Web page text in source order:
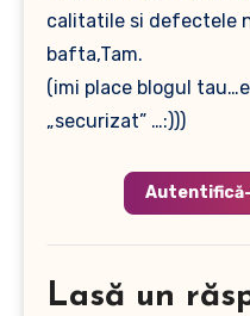
calitatile si defectele
bafta,Tam.
(imi place blogul
„securizat” …:)))
Lasă un